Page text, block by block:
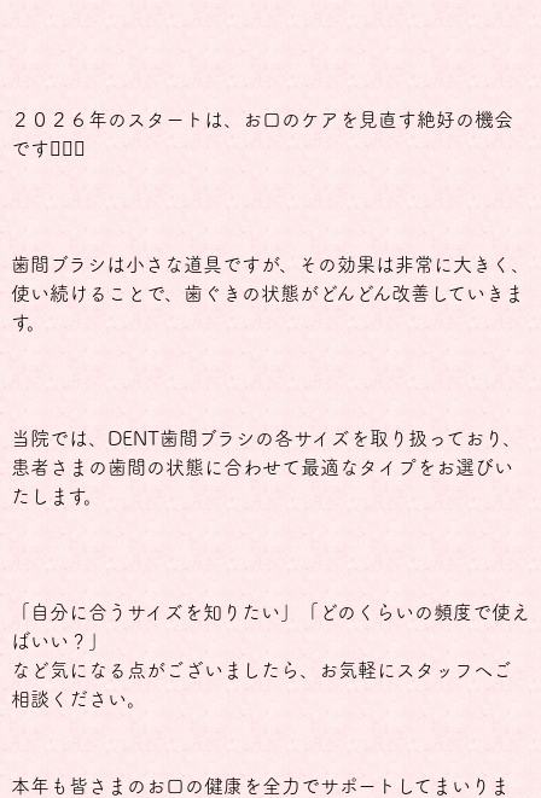
２０２６年のスタートは、お口のケアを見直す絶好の機会
です🙆🏻‍♀️
歯間ブラシは小さな道具ですが、その効果は非常に大きく、
使い続けることで、歯ぐきの状態がどんどん改善していきま
す。
当院では、DENT歯間ブラシの各サイズを取り扱っており、
患者さまの歯間の状態に合わせて最適なタイプをお選びい
たします。
「自分に合うサイズを知りたい」「どのくらいの頻度で使え
ばいい？」
など気になる点がございましたら、お気軽にスタッフへご
相談ください。
本年も皆さまのお口の健康を全力でサポートしてまいりま